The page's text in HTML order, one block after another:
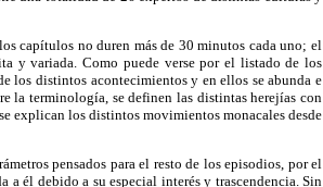
capítulos no duren más de 30 minutos cada uno; el
y variada. Como puede verse por el listado de los
los distintos acontecimientos y en ellos se abunda e
la terminología, se definen las distintas herejías con
explican los distintos movimientos monacales desde
pensados para el resto de los episodios, por el
a él debido a su especial interés y trascendencia. Sin